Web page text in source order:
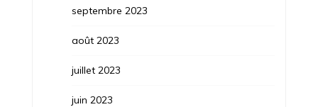
septembre 2023
août 2023
juillet 2023
juin 2023